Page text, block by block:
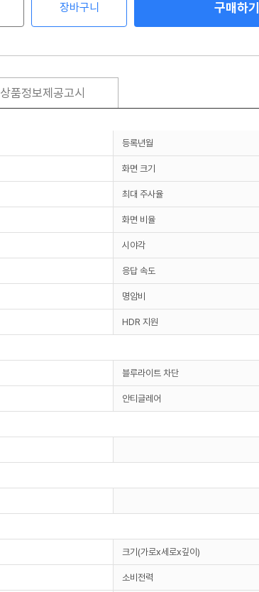
장바구니 구매하기
상품정보제공고시
등록년월
화면 크기
최대 주사율
화면 비율
시야각
응답 속도
명암비
HDR 지원
블루라이트 차단
안티글레어
크기(가로x세로x깊이)
소비전력